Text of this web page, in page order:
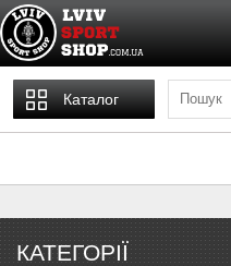
Каталог
КАТЕГОРІЇ